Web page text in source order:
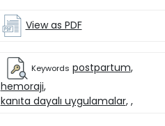
View as PDF
Keywords postpartum,
hemoraji,
kanıta dayalı uygulamalar, ,